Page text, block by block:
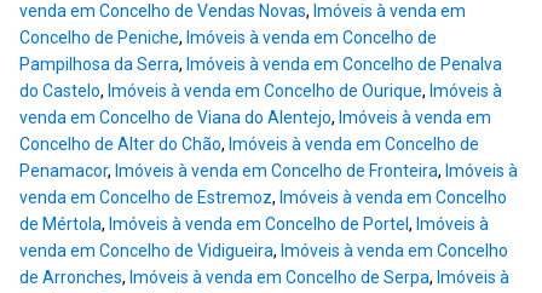
venda em Concelho de Vendas Novas, Imóveis à venda em
Concelho de Peniche, Imóveis à venda em Concelho de
Pampilhosa da Serra, Imóveis à venda em Concelho de Penalva
do Castelo, Imóveis à venda em Concelho de Ourique, Imóveis à
venda em Concelho de Viana do Alentejo, Imóveis à venda em
Concelho de Alter do Chão, Imóveis à venda em Concelho de
Penamacor, Imóveis à venda em Concelho de Fronteira, Imóveis à
venda em Concelho de Estremoz, Imóveis à venda em Concelho
de Mértola, Imóveis à venda em Concelho de Portel , Imóveis à
venda em Concelho de Vidigueira, Imóveis à venda em Concelho
de Arronches, Imóveis à venda em Concelho de Serpa, Imóveis à